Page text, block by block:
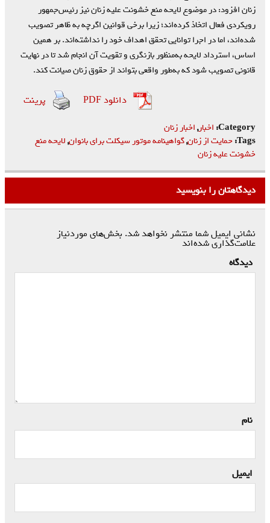
زنان افزود: در موضوع لایحه منع خشونت علیه زنان نیز رئیس‌جمهور
رویکردی فعال اتخاذ کرده‌اند؛ زیرا برخی قوانین اگرچه به ظاهر تصویب
شده‌اند، اما در اجرا توانایی تحقق اهداف خود را نداشته‌اند. بر همین
اساس، استرداد لایحه به‌منظور بازنگری و تقویت آن انجام شد تا در نهایت
قانونی تصویب شود که به‌طور واقعی بتواند از حقوق زنان صیانت کند.
دانلود PDF
پرینت
Category: اخبار,اخبار زنان
Tags: حمایت از زنان,گواهینامه موتور سیکلت برای بانوان,لایحه منع
خشونت علیه زنان
دیدگاهتان را بنویسید
نشانی ایمیل شما منتشر نخواهد شد. بخش‌های موردنیاز
علامت‌گذاری شده‌اند
دیدگاه
نام
ایمیل